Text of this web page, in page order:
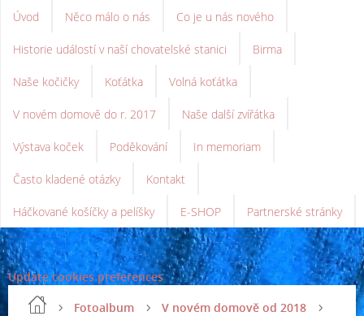
Úvod Něco málo o nás Co je u nás nového
Historie událostí v naší chovatelské stanici Birma
Naše kočičky Koťátka Volná koťátka
V novém domově do r. 2017 Naše další zvířátka
Výstava koček Poděkování In memoriam
Často kladené otázky Kontakt
Háčkované košíčky a pelíšky E-SHOP Partnerské stránky
Update cookies preferences
Fotoalbum
V novém domově od 2018